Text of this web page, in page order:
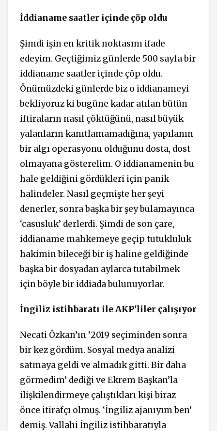
İddianame saatler içinde çöp oldu
Şimdi işin en kritik noktasını ifade
edeyim. Geçtiğimiz günlerde 500 sayfa bir
iddianame saatler içinde çöp oldu.
Önümüzdeki günlerde biz o iddianameyi
bekliyoruz ki bugüne kadar atılan bütün
iftiraların nasıl çöktüğünü, nasıl büyük
yalanların kanıtlamamadığına, yapılanın
bir algı operasyonu olduğunu dosta, dost
olmayana gösterelim. O iddianamenin bu
hale geldiğini gördükleri için panik
halindeler. Nasıl geçmişte her şeyi
denerler, sonra başka bir şey bulamayınca
‘casusluk’ derlerdi. Şimdi de son çare,
iddianame mahkemeye geçip tutukluluk
hakimin bileceği bir iş haline geldiğinde
başka bir dosyadan aylarca tutabilmek
için böyle bir iddiada bulunuyorlar.
İngiliz istihbaratı ile AKP'liler çalışıyor
Necati Özkan’ın ‘2019 seçiminden sonra
bir kez gördüm. Sosyal medya analizi
satmaya geldi ve almadık gitti. Bir daha
görmedim’ dediği ve Ekrem Başkan’la
ilişkilendirmeye çalıştıkları kişi biraz
önce itirafçı olmuş. ‘İngiliz ajanıyım ben’
demiş. Vallahi İngiliz istihbaratıyla